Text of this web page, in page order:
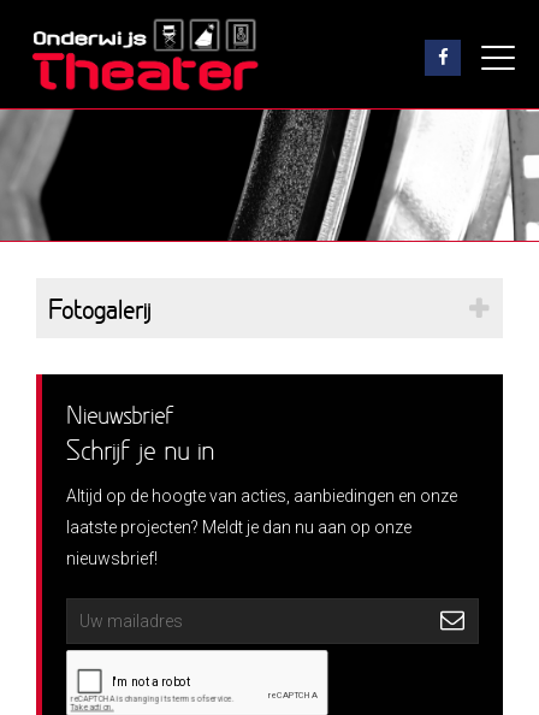
Fotogalerij
Nieuwsbrief
Schrijf je nu in
Altijd op de hoogte van acties, aanbiedingen en onze
laatste projecten? Meldt je dan nu aan op onze
nieuwsbrief!